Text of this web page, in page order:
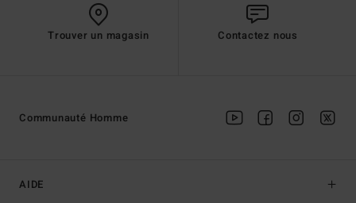
Trouver un magasin Contactez nous
AIDE
Communauté Homme